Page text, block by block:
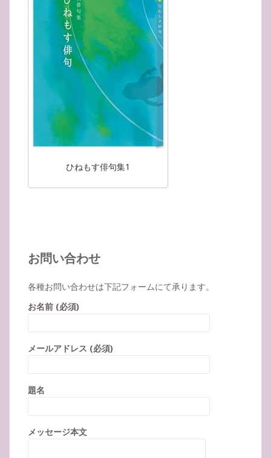
ひねもす俳句集1
お問い合わせ
各種お問い合わせは下記フォームにて承ります。
お名前 (必須)
メールアドレス (必須)
題名
メッセージ本文